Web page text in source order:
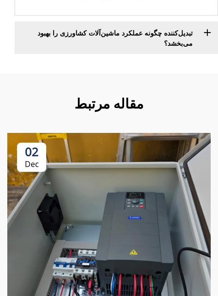
تبدیل‌کننده چگونه عملکرد ماشین‌آلات کشاورزی را بهبود
می‌بخشد؟
مقاله مرتبط
02
Dec